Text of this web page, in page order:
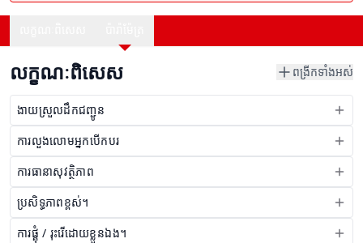
លក្ខណៈពិសេស ពង្រីកទាំងអស់
ងាយស្រួលដឹកជញ្ជូន
ការលួងលោមអ្នកបើកបរ
ការធានាសុវត្ថិភាព
ប្រសិទ្ធភាពខ្ពស់។
ការផ្គុំ / រុះរើដោយខ្លួនឯង។